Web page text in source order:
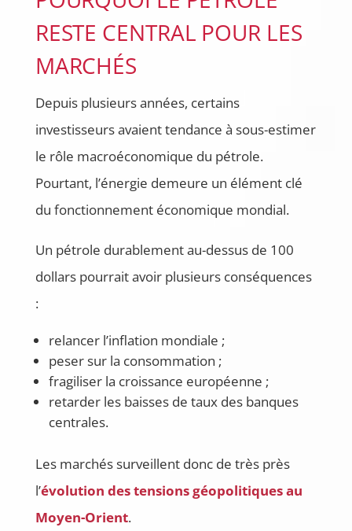
RESTE CENTRAL POUR LES
MARCHÉS
Depuis plusieurs années, certains
investisseurs avaient tendance à sous-estimer
le rôle macroéconomique du pétrole.
Pourtant, l’énergie demeure un élément clé
du fonctionnement économique mondial.
Un pétrole durablement au-dessus de 100
dollars pourrait avoir plusieurs conséquences
:
relancer l’inflation mondiale ;
peser sur la consommation ;
fragiliser la croissance européenne ;
retarder les baisses de taux des banques
centrales.
Les marchés surveillent donc de très près
l’évolution des tensions géopolitiques au
Moyen-Orient.